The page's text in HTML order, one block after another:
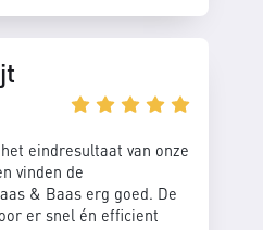
eindresultaat van onze
vinden de
& Baas erg goed. De
er snel én efficient